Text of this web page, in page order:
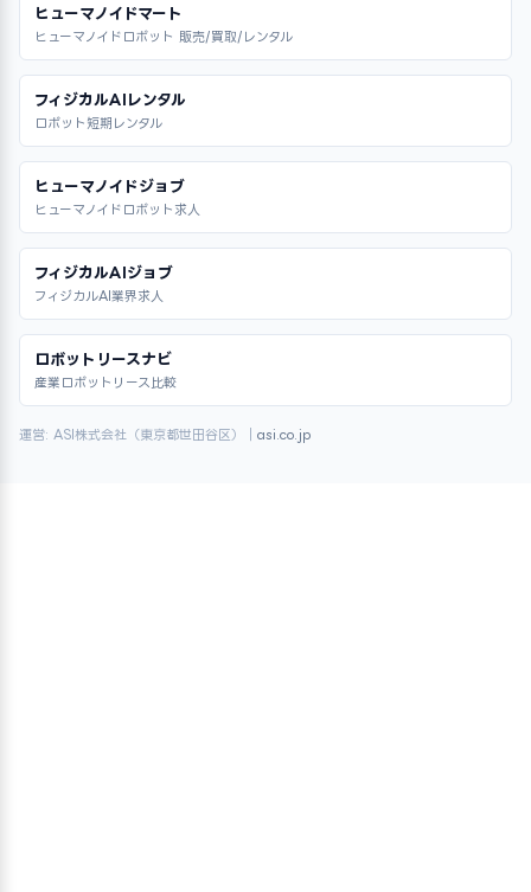
ヒューマノイドマート
ヒューマノイドロボット 販売/買取/レンタル
フィジカルAIレンタル
ロボット短期レンタル
ヒューマノイドジョブ
ヒューマノイドロボット求人
フィジカルAIジョブ
フィジカルAI業界求人
ロボットリースナビ
産業ロボットリース比較
運営: ASI株式会社（東京都世田谷区）｜ asi.co.jp